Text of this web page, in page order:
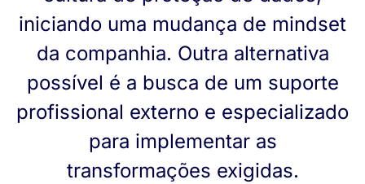
iniciando uma mudança de mindset
da companhia. Outra alternativa
possível é a busca de um suporte
profissional externo e especializado
para implementar as
transformações exigidas.